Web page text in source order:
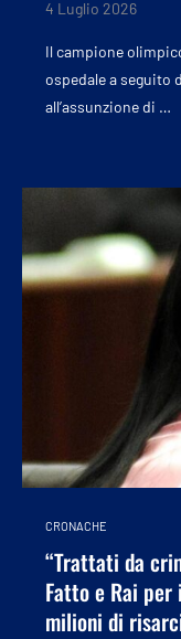
4 Luglio 2026
Il campione
ospedale a seguito
all’assunzione di …
CRONACHE
“Trattati da
Fatto e Rai
milioni di